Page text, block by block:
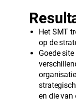
Het SMT
op de
Goede
en die van